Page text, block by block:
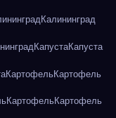
Калининград
КапустаКапуста
КартофельКартофель
КартофельКартофель